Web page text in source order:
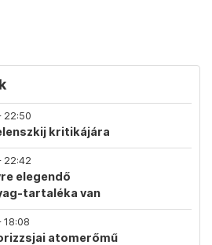
22:50
kritikájára
22:42
elegendő
tartaléka van
18:08
atomerőmű